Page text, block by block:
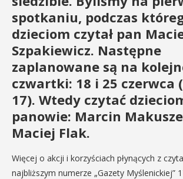
spotkaniu, podczas
dzieciom czytał pan
Szpakiewicz. Następne
zaplanowane są na
czwartki: 18 i 25 czerwca
17). Wtedy czytać
panowie: Marcin
Maciej Flak.
Więcej o akcji i korzyściach płynących z
najbliższym numerze „Gazety Myślenickiej”